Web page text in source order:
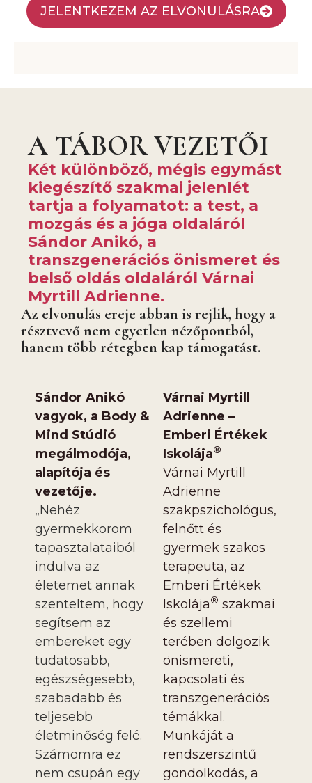
JELENTKEZEM AZ ELVONULÁSRA
A TÁBOR VEZETŐI
Két különböző, mégis egymást
kiegészítő szakmai jelenlét
tartja a folyamatot: a test, a
mozgás és a jóga oldaláról
Sándor Anikó, a
transzgenerációs önismeret és
belső oldás oldaláról Várnai
Myrtill Adrienne.
Az elvonulás ereje abban is rejlik, hogy a
résztvevő nem egyetlen nézőpontból,
hanem több rétegben kap támogatást.
Sándor Anikó
vagyok, a Body &
Mind Stúdió
megálmodója,
alapítója és
vezetője.
„Nehéz
gyermekkorom
tapasztalataiból
indulva az
életemet annak
szenteltem, hogy
segítsem az
embereket egy
tudatosabb,
egészségesebb,
szabadabb és
teljesebb
életminőség felé.
Számomra ez
nem csupán egy
Várnai Myrtill
Adrienne –
Emberi Értékek
Iskolája®
Várnai Myrtill
Adrienne
szakpszichológus,
felnőtt és
gyermek szakos
terapeuta, az
Emberi Értékek
Iskolája® szakmai
és szellemi
terében dolgozik
önismereti,
kapcsolati és
transzgenerációs
témákkal.
Munkáját a
rendszerszintű
gondolkodás, a